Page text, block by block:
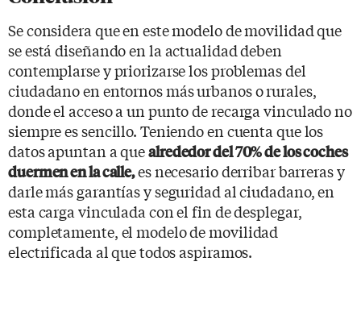
Se considera que en este modelo de movilidad que
se está diseñando en la actualidad deben
contemplarse y priorizarse los problemas del
ciudadano en entornos más urbanos o rurales,
donde el acceso a un punto de recarga vinculado no
siempre es sencillo. Teniendo en cuenta que los
datos apuntan a quealrededor del 70% de los coches
duermen en la calle,es necesario derribar barreras y
darle más garantías y seguridad al ciudadano, en
esta carga vinculada con el fin de desplegar,
completamente, el modelo de movilidad
electrificada al que todos aspiramos.